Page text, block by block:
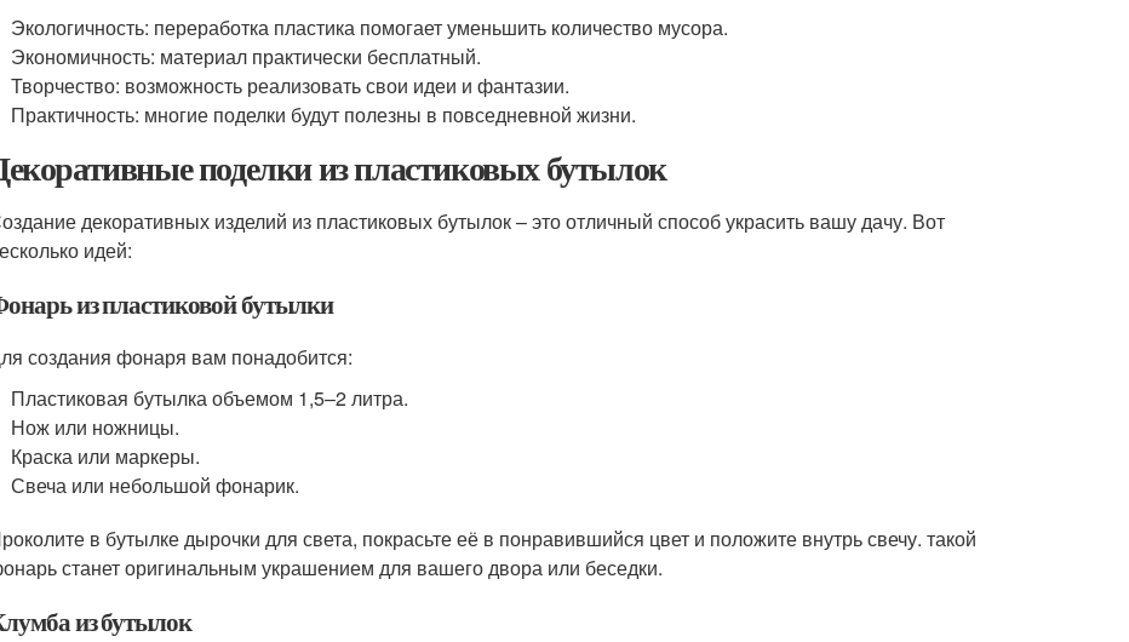
Экологичность: переработка пластика помогает уменьшить количество мусора.
Экономичность: материал практически бесплатный.
Творчество: возможность реализовать свои идеи и фантазии.
Практичность: многие поделки будут полезны в повседневной жизни.
поделки из пластиковых бутылок
декоративных изделий из пластиковых бутылок – это отличный способ украсить вашу дачу. Вот
идей:
из пластиковой бутылки
создания фонаря вам понадобится:
Пластиковая бутылка объемом 1,5–2 литра.
Нож или ножницы.
Краска или маркеры.
Свеча или небольшой фонарик.
в бутылке дырочки для света, покрасьте её в понравившийся цвет и положите внутрь свечу. такой
станет оригинальным украшением для вашего двора или беседки.
из бутылок